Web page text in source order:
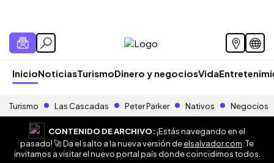
InicioNoticiasTurismoDinero y negociosVida
Turismo Las Cascadas Peter Parker Nativos Negocios
CONTENIDO DE ARCHIVO:¡Estás navegando en el
pasado! 🚀 Da el salto a la nueva versión deelsalvador.com . Te
invitamos a visitar el nuevo portal país donde coincidimos todos.